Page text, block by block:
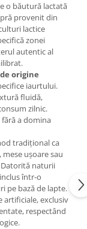
o băutură lactată
provenit din
lactice
zonei
autentic al
origine
iaurtului.
fluidă,
zilnic.
a domina
tradițional ca
ușoare sau
naturii
într-o
pe bază de lapte.
artificiale, exclusiv
respectând